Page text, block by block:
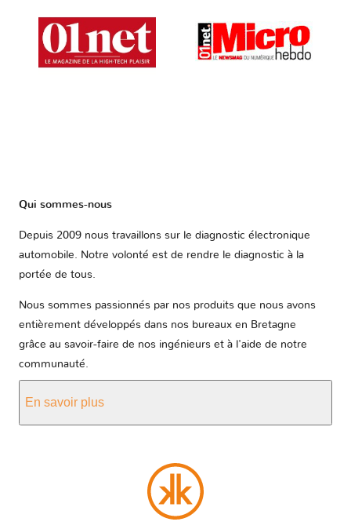
Qui sommes-nous
Depuis 2009 nous travaillons sur le diagnostic électronique
automobile. Notre volonté est de rendre le diagnostic à la
portée de tous.
Nous sommes passionnés par nos produits que nous avons
entièrement développés dans nos bureaux en Bretagne
grâce au savoir-faire de nos ingénieurs et à l'aide de notre
communauté.
En savoir plus